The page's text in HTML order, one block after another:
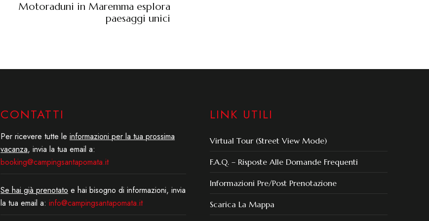
Motoraduni in Maremma esplora
paesaggi unici
CONTATTI
Per ricevere tutte le informazioni per la tua prossima
vacanza, invia la tua email a:
booking@campingsantapomata.it
Se hai già prenotato e hai bisogno di informazioni, invia
la tua email a: info@campingsantapomata.it
LINK UTILI
Virtual Tour (Street View Mode)
F.A.Q. – Risposte Alle Domande Frequenti
Informazioni Pre/post Prenotazione
Scarica La Mappa